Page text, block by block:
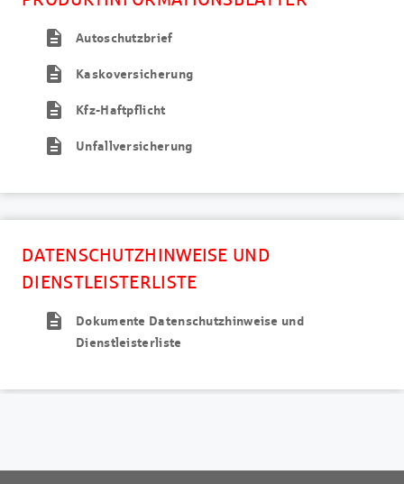
description
Autoschutzbrief
description Kaskoversicherung
description Kfz-Haftpflicht
description Unfallversicherung
DATENSCHUTZHINWEISE UND
DIENSTLEISTERLISTE
description
Dokumente Datenschutzhinweise und
Dienstleisterliste